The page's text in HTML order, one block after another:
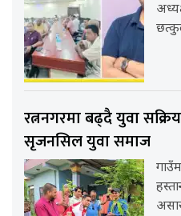
रत्ननगरमा बढ्दै युवा
सृजनसिल युवा समाज